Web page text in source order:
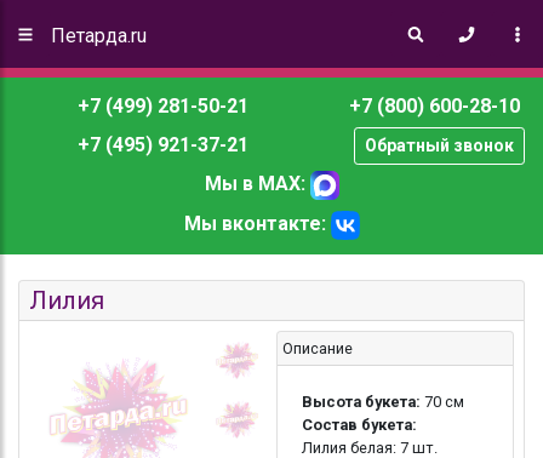
Петарда.ru
+7 (499) 281-50-21
+7 (495) 921-37-21
+7 (800) 600-28-10
Обратный звонок
Мы в MAX:
Мы вконтакте:
Лилия
Описание
Высота букета: 70 см
Состав букета:
Лилия белая: 7 шт.